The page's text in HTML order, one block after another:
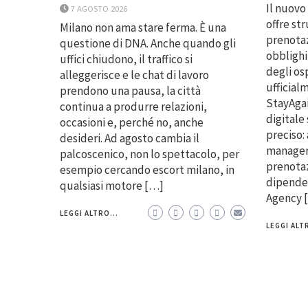
7 AGOSTO 2026
Milano non ama stare ferma. È una
questione di DNA. Anche quando gli
uffici chiudono, il traffico si
alleggerisce e le chat di lavoro
prendono una pausa, la città
continua a produrre relazioni,
occasioni e, perché no, anche
desideri. Ad agosto cambia il
palcoscenico, non lo spettacolo, per
esempio cercando escort milano, in
qualsiasi motore […]
LEGGI ALTRO...
Il
offre
degli
digitale
LEGGI